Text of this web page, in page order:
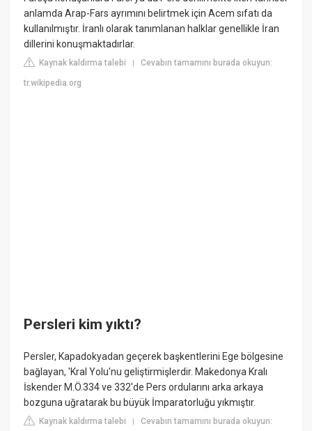
anlamda Arap-Fars ayrımını belirtmek için Acem sıfatı da
kullanılmıştır. İranlı olarak tanımlanan halklar genellikle İran
dillerini konuşmaktadırlar.
Kaynak kaldırma talebi |Cevabın tamamını burada okuyun:
tr.wikipedia.org
Persleri kim yıktı?
Persler, Kapadokyadan geçerek başkentlerini Ege bölgesine
bağlayan, 'Kral Yolu'nu geliştirmişlerdir. Makedonya Kralı
İskender M.Ö.334 ve 332'de Pers ordularını arka arkaya
bozguna uğratarak bu büyük İmparatorluğu yıkmıştır.
Kaynak kaldırma talebi |Cevabın tamamını burada okuyun: